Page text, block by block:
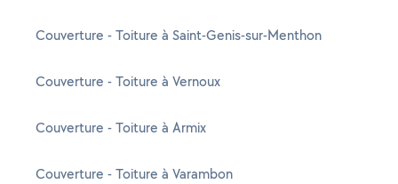
Couverture - Toiture à Saint-Genis-sur-Menthon
Couverture - Toiture à Vernoux
Couverture - Toiture à Armix
Couverture - Toiture à Varambon